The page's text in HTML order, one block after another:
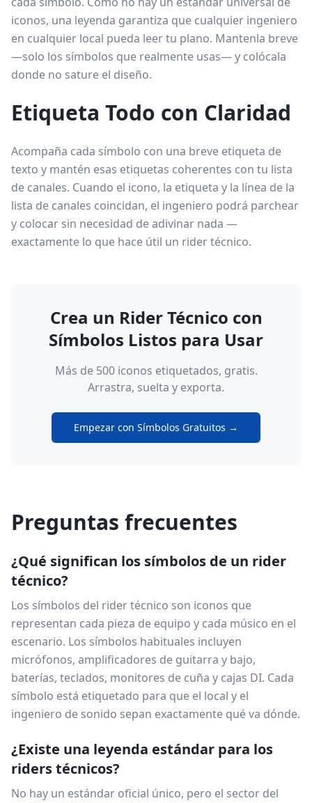
iconos, una leyenda garantiza que cualquier ingeniero
en cualquier local pueda leer tu plano. Mantenla breve
—solo los símbolos que realmente usas— y colócala
donde no sature el diseño.
Etiqueta Todo con Claridad
Acompaña cada símbolo con una breve etiqueta de
texto y mantén esas etiquetas coherentes con tu lista
de canales. Cuando el icono, la etiqueta y la línea de la
lista de canales coincidan, el ingeniero podrá parchear
y colocar sin necesidad de adivinar nada —
exactamente lo que hace útil un rider técnico.
Crea un Rider Técnico con
Símbolos Listos para Usar
Más de 500 iconos etiquetados, gratis.
Arrastra, suelta y exporta.
Empezar con Símbolos Gratuitos →
Preguntas frecuentes
¿Qué significan los símbolos de un rider
técnico?
Los símbolos del rider técnico son iconos que
representan cada pieza de equipo y cada músico en el
escenario. Los símbolos habituales incluyen
micrófonos, amplificadores de guitarra y bajo,
baterías, teclados, monitores de cuña y cajas DI. Cada
símbolo está etiquetado para que el local y el
ingeniero de sonido sepan exactamente qué va dónde.
¿Existe una leyenda estándar para los
riders técnicos?
No hay un estándar oficial único, pero el sector del